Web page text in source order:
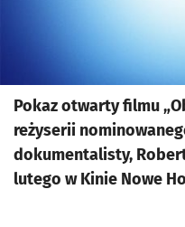
Pokaz otwarty filmu
reżyserii
dokumentalisty,
lutego w Kinie Nowe